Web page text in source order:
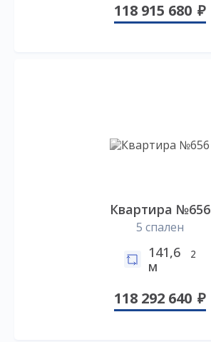
118 915 680
Квартира №656
5 спален
141,6
м
2
118 292 640